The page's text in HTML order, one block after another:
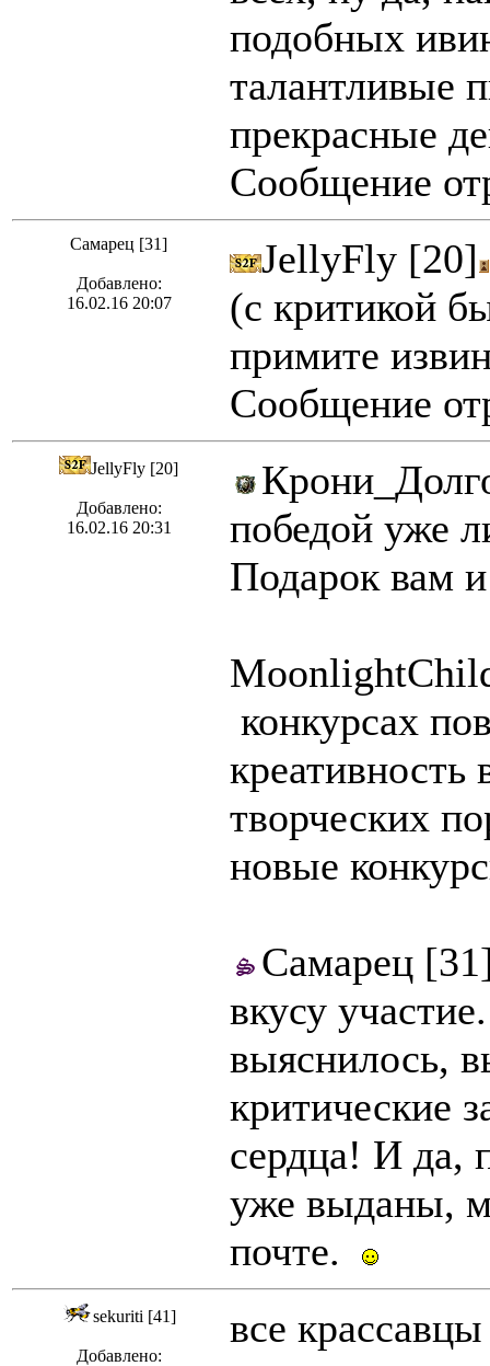
подобных
талантливые
прекрасные
Сообщение
Самарец [31]
Добавлено:
16.02.16 20:07
JellyFly [20]
(с критикой
примите
Сообщение
JellyFly [20]
Добавлено:
16.02.16 20:31
победой уже
Подарок вам
конкурсах
креативность
творческих
новые
Самарец
вкусу
выяснилось,
критические
сердца! И да,
уже выданы,
почте.
sekuriti [41]
Добавлено:
все